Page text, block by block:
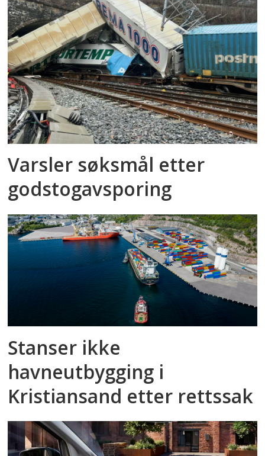
Varsler søksmål etter
godstog­avsporing
Stanser ikke
havneutbygging i
Kristiansand etter rettssak